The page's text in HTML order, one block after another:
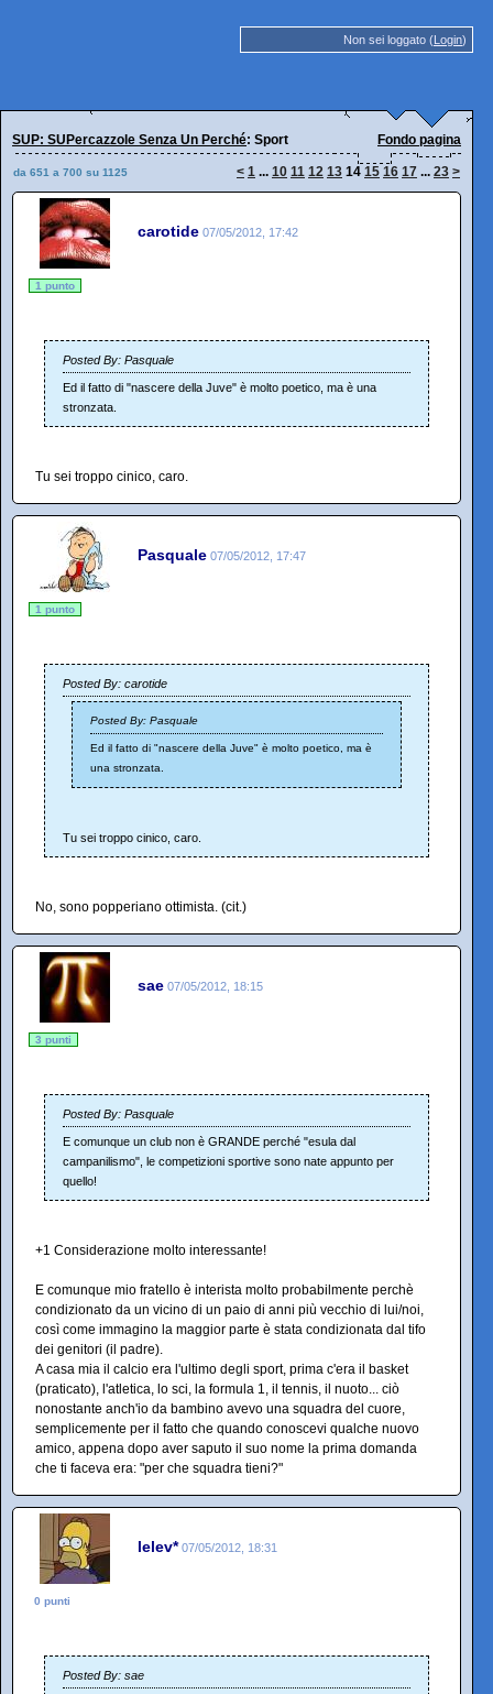
Non sei loggato (Login)
SUP: SUPercazzole Senza Un Perché: Sport Fondo pagina
da 651 a 700 su 1125 < 1 ... 10 11 12 13 14 15 16 17 ... 23 >
carotide 07/05/2012, 17:42
1 punto
Posted By: Pasquale
Ed il fatto di "nascere della Juve" è molto poetico, ma è una
stronzata.
Tu sei troppo cinico, caro.
Pasquale 07/05/2012, 17:47
1 punto
Posted By: carotide
Posted By: Pasquale
Ed il fatto di "nascere della Juve" è molto poetico, ma è
una stronzata.
Tu sei troppo cinico, caro.
No, sono popperiano ottimista. (cit.)
sae 07/05/2012, 18:15
3 punti
Posted By: Pasquale
E comunque un club non è GRANDE perché "esula dal
campanilismo", le competizioni sportive sono nate appunto per
quello!
+1 Considerazione molto interessante!
E comunque mio fratello è interista molto probabilmente perchè
condizionato da un vicino di un paio di anni più vecchio di lui/noi,
così come immagino la maggior parte è stata condizionata dal tifo
dei genitori (il padre).
A casa mia il calcio era l'ultimo degli sport, prima c'era il basket
(praticato), l'atletica, lo sci, la formula 1, il tennis, il nuoto... ciò
nonostante anch'io da bambino avevo una squadra del cuore,
semplicemente per il fatto che quando conoscevi qualche nuovo
amico, appena dopo aver saputo il suo nome la prima domanda
che ti faceva era: "per che squadra tieni?"
lelev* 07/05/2012, 18:31
0 punti
Posted By: sae